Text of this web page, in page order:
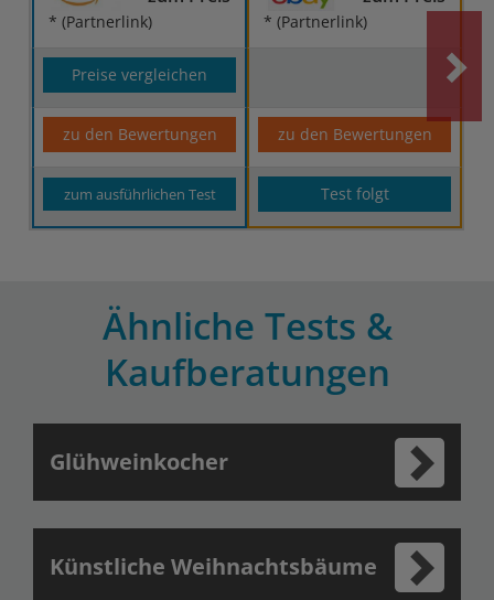
* (Partnerlink) * (Partnerlink)
Preise vergleichen
zu den Bewertungen zu den Bewertungen
zum ausführlichen Test Test folgt
Ähnliche Tests &
Kaufberatungen
Glühweinkocher
Künstliche Weihnachtsbäume